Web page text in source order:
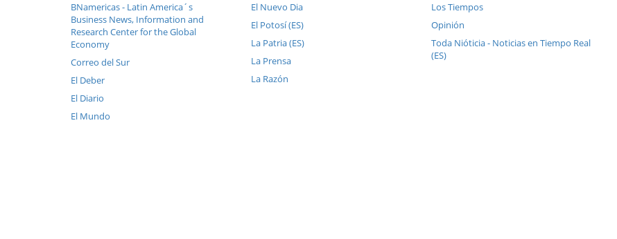
BNamericas - Latin America´s
Business News, Information and
Research Center for the Global
Economy
Correo del Sur
El Deber
El Diario
El Mundo
El Nuevo Dia
El Potosí (ES)
La Patria (ES)
La Prensa
La Razón
Los Tiempos
Opinión
Toda Nióticia - Noticias en Tiempo Real
(ES)